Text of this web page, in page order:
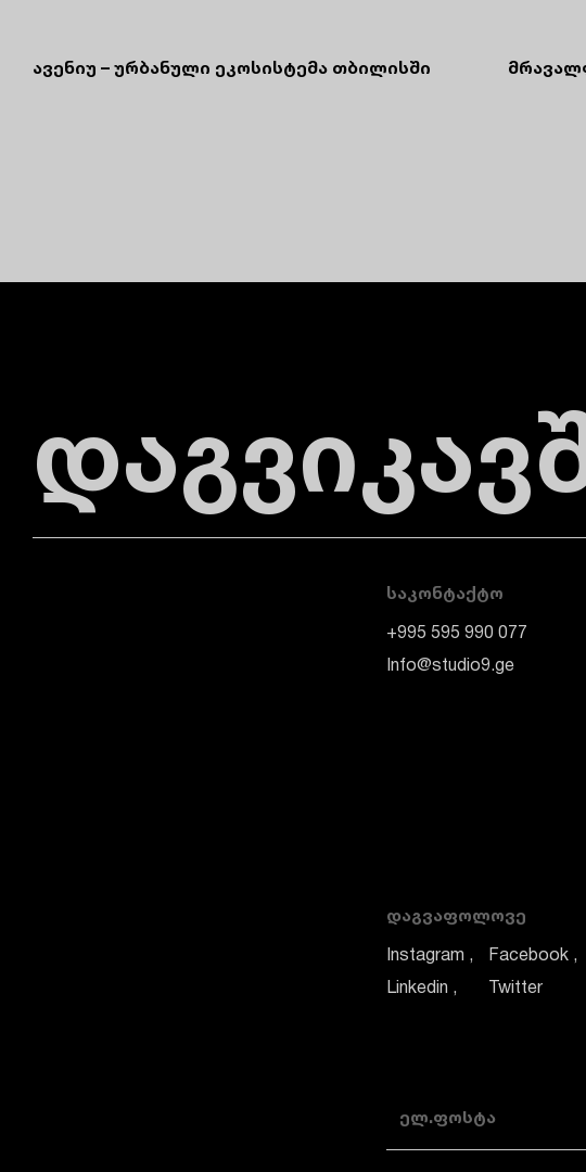
ავენიუ – ურბანული ეკოსისტემა თბილისში
ᲡᲐᲙᲝᲜᲢᲐᲥᲢᲝ
+995 595 990 077
Info@studio9.ge
ᲓᲐᲒᲕᲐᲤᲝᲚᲝᲕᲔ
Instagram Facebook
Linkedin Twitter